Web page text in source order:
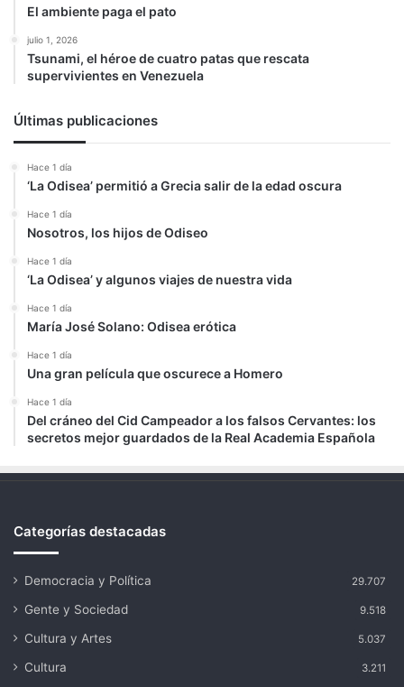
El ambiente paga el pato
julio 1, 2026
Tsunami, el héroe de cuatro patas que rescata
supervivientes en Venezuela
Últimas publicaciones
Hace 1 día
‘La Odisea’ permitió a Grecia salir de la edad oscura
Hace 1 día
Nosotros, los hijos de Odiseo
Hace 1 día
‘La Odisea’ y algunos viajes de nuestra vida
Hace 1 día
María José Solano: Odisea erótica
Hace 1 día
Una gran película que oscurece a Homero
Hace 1 día
Del cráneo del Cid Campeador a los falsos Cervantes: los
secretos mejor guardados de la Real Academia Española
Categorías destacadas
Democracia y Política 29.707
Gente y Sociedad 9.518
Cultura y Artes 5.037
Cultura 3.211